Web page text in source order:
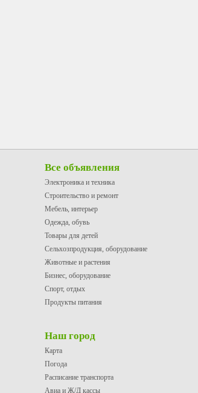
Все объявления
Электроника и техника
Строительство и ремонт
Мебель, интерьер
Одежда, обувь
Товары для детей
Сельхозпродукция, оборудование
Животные и растения
Бизнес, оборудование
Спорт, отдых
Продукты питания
Наш город
Карта
Погода
Расписание транспорта
Авиа и Ж/Д кассы